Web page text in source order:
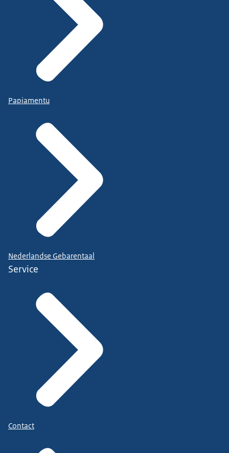
Papiamentu
Nederlandse Gebarentaal
Service
Contact